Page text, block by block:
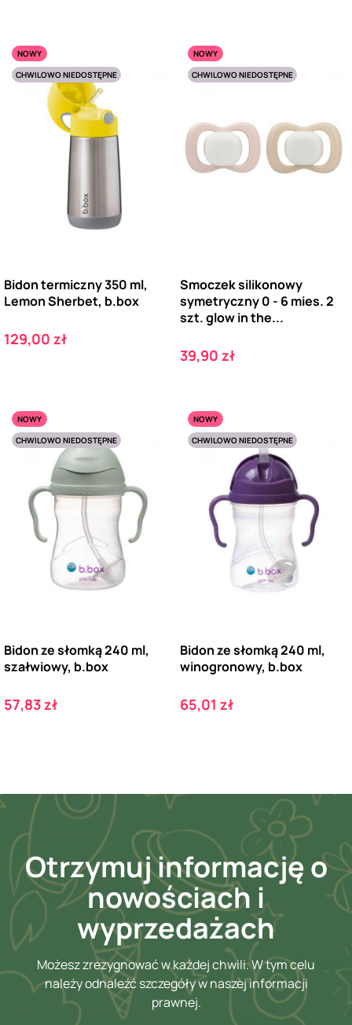
NOWY
CHWILOWO NIEDOSTĘPNE
Bidon termiczny 350 ml,
Lemon Sherbet, b.box
Cena
129,00 zł
NOWY
CHWILOWO NIEDOSTĘPNE
Smoczek silikonowy
symetryczny 0 - 6 mies. 2
szt. glow in the...
Cena
39,90 zł
NOWY
CHWILOWO NIEDOSTĘPNE
Bidon ze słomką 240 ml,
szałwiowy, b.box
Cena
57,83 zł
NOWY
CHWILOWO NIEDOSTĘPNE
Bidon ze słomką 240 ml,
winogronowy, b.box
Cena
65,01 zł
Otrzymuj informację o
nowościach i
wyprzedażach
Możesz zrezygnować w każdej chwili. W tym celu
należy odnaleźć szczegóły w naszej informacji
prawnej.